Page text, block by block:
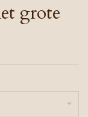
grote